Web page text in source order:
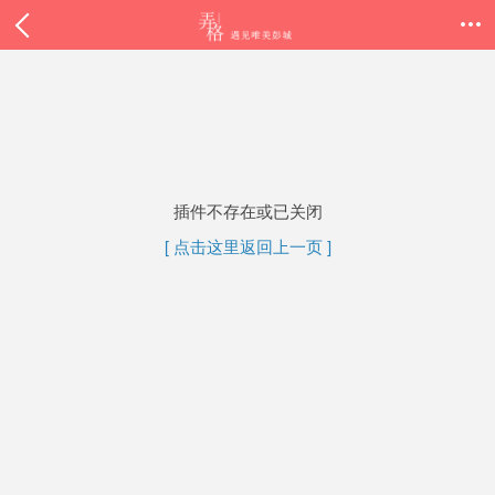

插件不存在或已关闭
[ 点击这里返回上一页 ]